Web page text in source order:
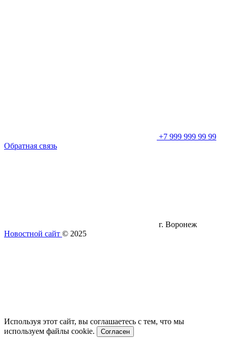
+7 999 999 99 99
Обратная связь
г. Воронеж
Новостной сайт © 2025
Используя этот сайт, вы соглашаетесь с тем, что мы
используем файлы cookie.
Согласен